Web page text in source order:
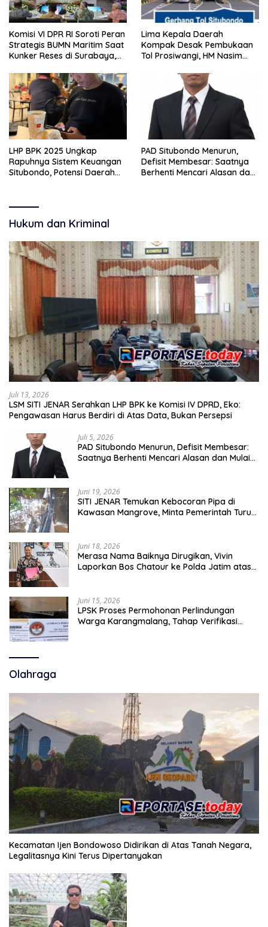
Komisi VI DPR RI Soroti Peran
Strategis BUMN Maritim Saat
Kunker Reses di Surabaya,
Lima Kepala Daerah
Kompak Desak Pembukaan
Tol Prosiwangi, HM Nasim
Pemerintah Pusat
LHP BPK 2025 Ungkap
Rapuhnya Sistem Keuangan
Situbondo, Potensi Daerah
PAD Situbondo Menurun,
Defisit Membesar: Saatnya
Berhenti Mencari Alasan dan
Hukum dan Kriminal
Juli 13, 2026
LSM SITI JENAR Serahkan LHP BPK ke Komisi IV DPRD, Eko:
Pengawasan Harus Berdiri di Atas Data, Bukan Persepsi
Juli 5, 2026
PAD Situbondo Menurun, Defisit Membesar:
Saatnya Berhenti Mencari Alasan dan Mulai
Juni 19, 2026
SITI JENAR Temukan Kebocoran Pipa di
Kawasan Mangrove, Minta Pemerintah Turun
Juni 18, 2026
Merasa Nama Baiknya Dirugikan, Vivin
Laporkan Bos Chatour ke Polda Jatim atas
Juni 15, 2026
LPSK Proses Permohonan Perlindungan
Warga Karangmalang, Tahap Verifikasi
Olahraga
Kecamatan Ijen Bondowoso Didirikan di Atas Tanah Negara,
Legalitasnya Kini Terus Dipertanyakan